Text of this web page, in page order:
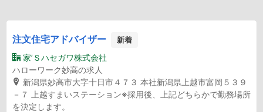
注文住宅アドバイザー 新着
家’Ｓハセガワ株式会社
ハローワーク妙高の求人
新潟県妙高市大字十日市４７３ 本社新潟県上越市富岡５３９
－７ 上越すまいステーション※採用後、上記どちらかで勤務場所
を決定します。